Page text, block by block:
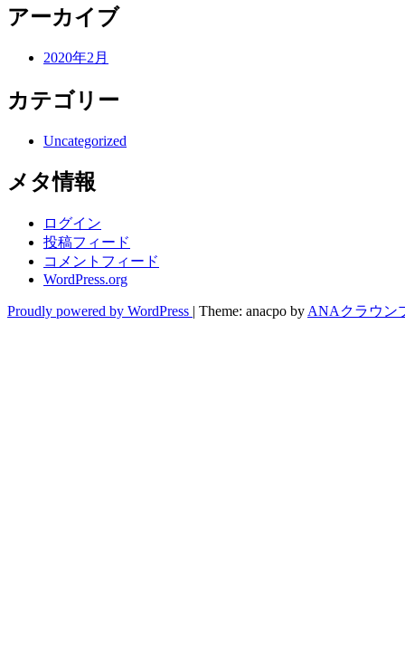
アーカイブ
2020年2月
カテゴリー
Uncategorized
メタ情報
ログイン
投稿フィード
コメントフィード
WordPress.org
Proudly powered by WordPress | Theme: anacpo by ANAクラウン